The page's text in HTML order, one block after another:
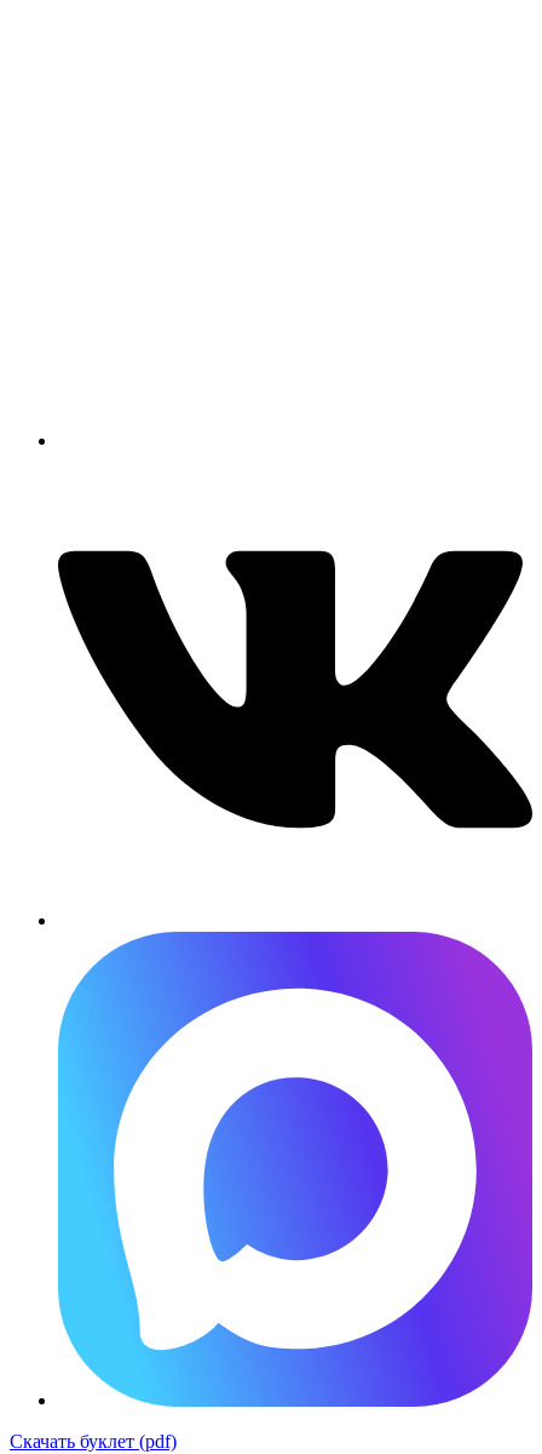
Скачать буклет (pdf)